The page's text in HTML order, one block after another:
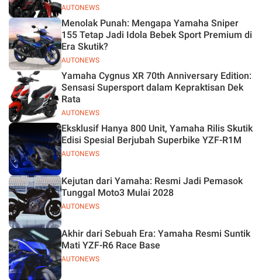
AUTONEWS
AUTONEWS
Menolak Punah: Mengapa Yamaha Sniper
155 Tetap Jadi Idola Bebek Sport Premium di
Era Skutik?
AUTONEWS
Yamaha Cygnus XR 70th Anniversary Edition:
Sensasi Supersport dalam Kepraktisan Dek
Rata
AUTONEWS
Eksklusif Hanya 800 Unit, Yamaha Rilis Skutik
Edisi Spesial Berjubah Superbike YZF-R1M
AUTONEWS
Kejutan dari Yamaha: Resmi Jadi Pemasok
Tunggal Moto3 Mulai 2028
AUTONEWS
Akhir dari Sebuah Era: Yamaha Resmi Suntik
Mati YZF-R6 Race Base